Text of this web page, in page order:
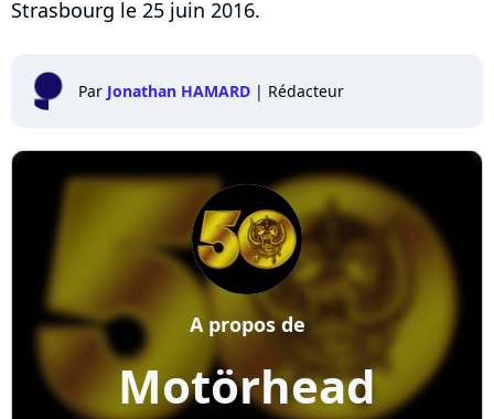
Strasbourg le 25 juin 2016.
Par Jonathan HAMARD | Rédacteur
Motörhead
A propos de